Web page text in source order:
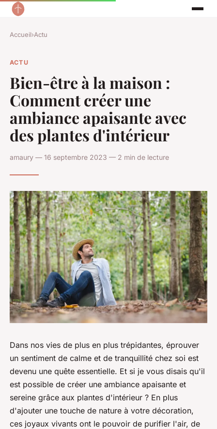
Accueil›Actu
ACTU
Bien-être à la maison :
Comment créer une
ambiance apaisante avec
des plantes d'intérieur
amaury — 16 septembre 2023 — 2 min de lecture
Dans nos vies de plus en plus trépidantes, éprouver
un sentiment de calme et de tranquillité chez soi est
devenu une quête essentielle. Et si je vous disais qu'il
est possible de créer une ambiance apaisante et
sereine grâce aux plantes d'intérieur ? En plus
d'ajouter une touche de nature à votre décoration,
ces joyaux vivants ont le pouvoir de purifier l'air, de